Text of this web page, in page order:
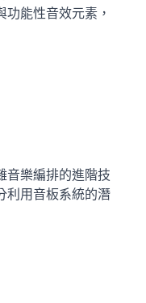
能性音效元素，
音樂編排的進階技
利用音板系統的潛